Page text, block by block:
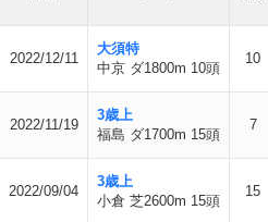
2022/12/11
大須特
中京 ダ1800m 10頭
10
2022/11/19
3歳上
福島 ダ1700m 15頭
7
2022/09/04
3歳上
小倉 芝2600m 15頭
15